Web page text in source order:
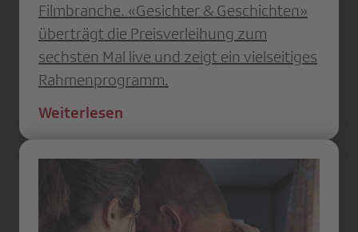
Filmbranche. «Gesichter & Geschichten»
überträgt die Preisverleihung zum
sechsten Mal live und zeigt ein vielseitiges
Rahmenprogramm.
Weiterlesen